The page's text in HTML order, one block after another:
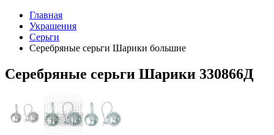
Главная
Украшения
Серьги
Серебряные серьги Шарики большие
Серебряные серьги Шарики 330866Д